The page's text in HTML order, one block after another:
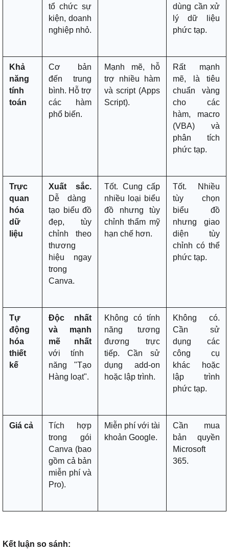
tổ chức sự
kiện, doanh
nghiệp nhỏ.
dùng cần xử
lý dữ liệu
phức tạp.
Khả
năng
tính
toán
Cơ bản
đến trung
bình. Hỗ trợ
các hàm
phổ biến.
Mạnh mẽ, hỗ
trợ nhiều hàm
và script (Apps
Script).
Rất mạnh
mẽ, là tiêu
chuẩn vàng
cho các
hàm, macro
(VBA) và
phân tích
phức tạp.
Trực
quan
hóa
dữ
liệu
Xuất sắc.
Dễ dàng
tạo biểu đồ
đẹp, tùy
chỉnh theo
thương
hiệu ngay
trong
Canva.
Tốt. Cung cấp
nhiều loại biểu
đồ nhưng tùy
chỉnh thẩm mỹ
hạn chế hơn.
Tốt. Nhiều
tùy chọn
biểu đồ
nhưng giao
diện tùy
chỉnh có thể
phức tạp.
Tự
động
hóa
thiết
kế
Độc nhất
và mạnh
mẽ nhất
với tính
năng "Tạo
Hàng loạt".
Không có tính
năng tương
đương trực
tiếp. Cần sử
dụng add-on
hoặc lập trình.
Không có.
Cần sử
dụng các
công cụ
khác hoặc
lập trình
phức tạp.
Giá cả
Tích hợp
trong gói
Canva (bao
gồm cả bản
miễn phí và
Pro).
Miễn phí với tài
khoản Google.
Cần mua
bản quyền
Microsoft
365.
Kết luận so sánh: